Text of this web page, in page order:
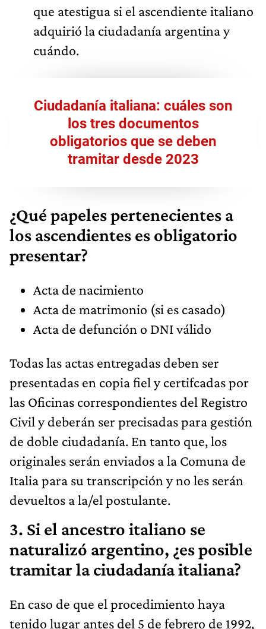
que atestigua si el ascendiente italiano
adquirió la ciudadanía argentina y
cuándo.
Ciudadanía italiana: cuáles son
los tres documentos
obligatorios que se deben
tramitar desde 2023
¿Qué papeles pertenecientes a
los ascendientes es obligatorio
presentar?
Acta de nacimiento
Acta de matrimonio (si es casado)
Acta de defunción o DNI válido
Todas las actas entregadas deben ser
presentadas en copia fiel y certifcadas por
las Oficinas correspondientes del Registro
Civil y deberán ser precisadas para gestión
de doble ciudadanía. En tanto que, los
originales serán enviados a la Comuna de
Italia para su transcripción y no les serán
devueltos a la/el postulante.
3. Si el ancestro italiano se
naturalizó argentino, ¿es posible
tramitar la ciudadanía italiana?
En caso de que el procedimiento haya
tenido lugar antes del 5 de febrero de 1992,